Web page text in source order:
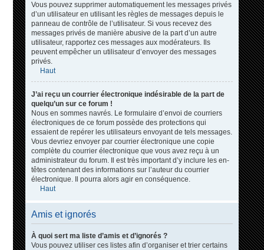
Vous pouvez supprimer automatiquement les messages privés
d’un utilisateur en utilisant les règles de messages depuis le
panneau de contrôle de l’utilisateur. Si vous recevez des
messages privés de manière abusive de la part d’un autre
utilisateur, rapportez ces messages aux modérateurs. Ils
peuvent empêcher un utilisateur d’envoyer des messages
privés.
Haut
J’ai reçu un courrier électronique indésirable de la part de
quelqu’un sur ce forum !
Nous en sommes navrés. Le formulaire d’envoi de courriers
électroniques de ce forum possède des protections qui
essaient de repérer les utilisateurs envoyant de tels messages.
Vous devriez envoyer par courrier électronique une copie
complète du courrier électronique que vous avez reçu à un
administrateur du forum. Il est très important d’y inclure les en-
têtes contenant des informations sur l’auteur du courrier
électronique. Il pourra alors agir en conséquence.
Haut
Amis et ignorés
À quoi sert ma liste d’amis et d’ignorés ?
Vous pouvez utiliser ces listes afin d’organiser et trier certains